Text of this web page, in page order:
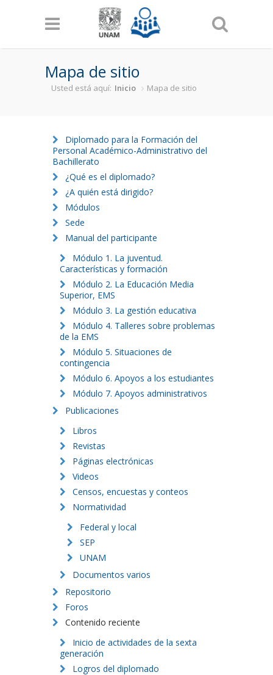
Pasar al contenido principal
Mapa de sitio
Usted está aquí: Inicio Mapa de sitio
Diplomado para la Formación del
Personal Académico-Administrativo del
Bachillerato
¿Qué es el diplomado?
¿A quién está dirigido?
Módulos
Sede
Manual del participante
Módulo 1. La juventud.
Características y formación
Módulo 2. La Educación Media
Superior, EMS
Módulo 3. La gestión educativa
Módulo 4. Talleres sobre problemas
de la EMS
Módulo 5. Situaciones de
contingencia
Módulo 6. Apoyos a los estudiantes
Módulo 7. Apoyos administrativos
Publicaciones
Libros
Revistas
Páginas electrónicas
Videos
Censos, encuestas y conteos
Normatividad
Federal y local
SEP
UNAM
Documentos varios
Repositorio
Foros
Contenido reciente
Inicio de actividades de la sexta
generación
Logros del diplomado